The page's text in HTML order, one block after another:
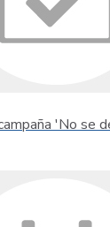
'No se